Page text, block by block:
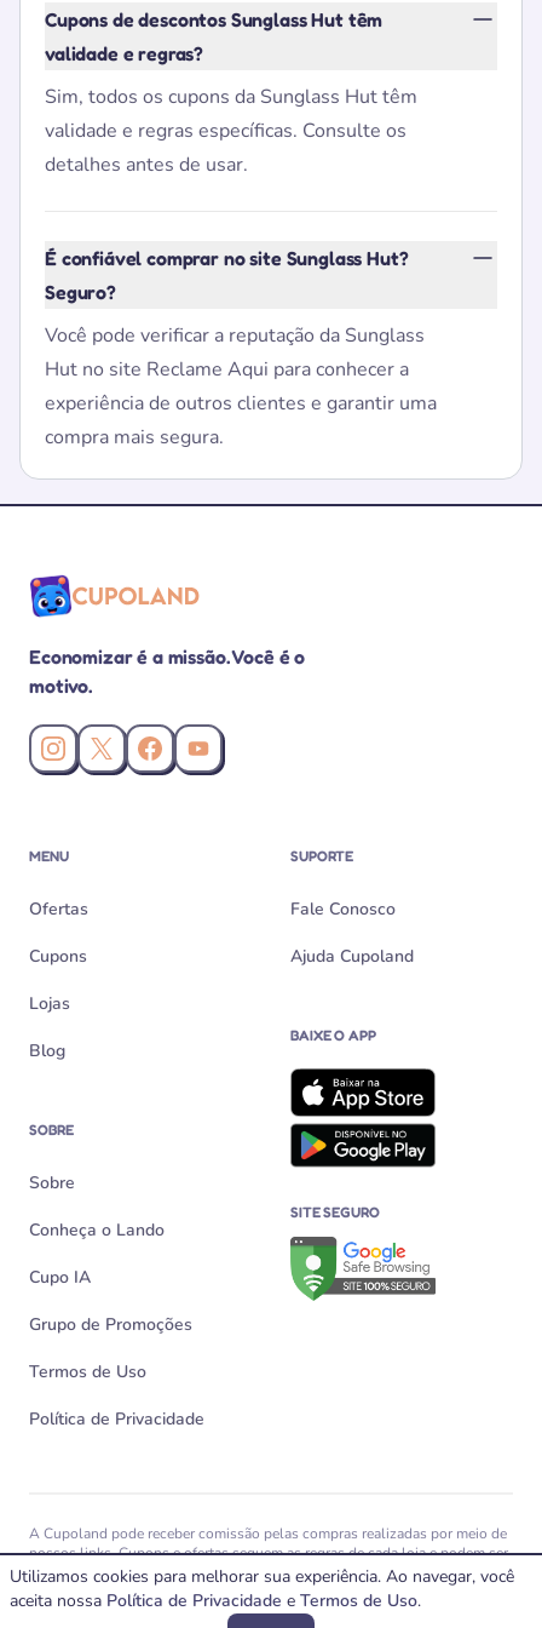
Cupons de descontos Sunglass Hut têm
validade e regras?
Sim, todos os cupons da Sunglass Hut têm
validade e regras específicas. Consulte os
detalhes antes de usar.
É confiável comprar no site Sunglass Hut?
Seguro?
Você pode verificar a reputação da Sunglass
Hut no site Reclame Aqui para conhecer a
experiência de outros clientes e garantir uma
compra mais segura.
Economizar é a missão. Você é o
motivo.
Instagram da Cupoland
X (Twitter) da Cupoland
Facebook da Cupoland
Canal da Cupoland no YouTube
MENU
Ofertas
Cupons
Lojas
Blog
SOBRE
Sobre
Conheça o Lando
Cupo IA
Grupo de Promoções
Termos de Uso
Política de Privacidade
SUPORTE
Fale Conosco
Ajuda Cupoland
BAIXE O APP
SITE SEGURO
Verificação de site seguro
A Cupoland pode receber comissão pelas compras realizadas por meio de
nossos links. Cupons e ofertas seguem as regras de cada loja e podem ser
alterados, expirar ou não funcionar a qualquer momento.
© 2026 Cupoland Veiculação e Divulgação Virtual Ltda – CNPJ
39.803.367/0001-89 – Todos os direitos reservados.
Utilizamos cookies para melhorar sua experiência. Ao navegar, você
aceita nossa Política de Privacidade e Termos de Uso.